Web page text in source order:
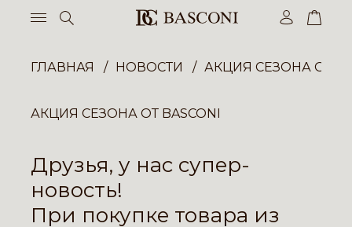
ГЛАВНАЯ НОВОСТИ АКЦИЯ СЕЗОНА ОТ
АКЦИЯ СЕЗОНА ОТ BASCONI
Друзья, у нас супер-
новость!
При покупке товара из